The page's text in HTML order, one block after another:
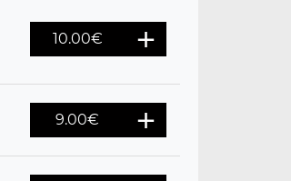
10.00€
9.00€